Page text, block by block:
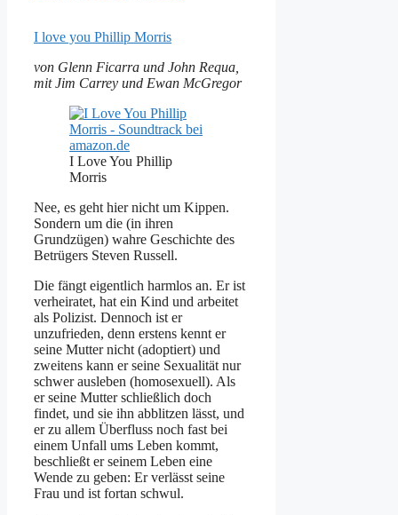
I love you Phillip Morris
von Glenn Ficarra und John Requa,
mit Jim Carrey und Ewan McGregor
I Love You Phillip
Morris
Nee, es geht hier nicht um Kippen.
Sondern um die (in ihren
Grundzügen) wahre Geschichte des
Betrügers Steven Russell.
Die fängt eigentlich harmlos an. Er ist
verheiratet, hat ein Kind und arbeitet
als Polizist. Dennoch ist er
unzufrieden, denn erstens kennt er
seine Mutter nicht (adoptiert) und
zweitens kann er seine Sexualität nur
schwer ausleben (homosexuell). Als
er seine Mutter schließlich doch
findet, und sie ihn abblitzen lässt, und
er zu allem Überfluss noch fast bei
einem Unfall ums Leben kommt,
beschließt er seinem Leben eine
Wende zu geben: Er verlässt seine
Frau und ist fortan schwul.